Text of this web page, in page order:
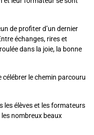
de profiter d’un dernier
échanges, rires et
dans la joie, la bonne
célébrer le chemin parcouru
les élèves et les formateurs
nombreux beaux